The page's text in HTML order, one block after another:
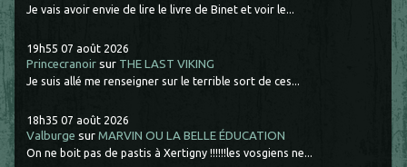
Je vais avoir envie de lire le livre de Binet et voir le...
19h55 07 août 2026
Princecranoir sur THE LAST VIKING
Je suis allé me renseigner sur le terrible sort de ces...
18h35 07 août 2026
Valburge surMARVIN OU LA BELLE ÉDUCATION
On ne boit pas de pastis à Xertigny !!!!!!les vosgiens ne...